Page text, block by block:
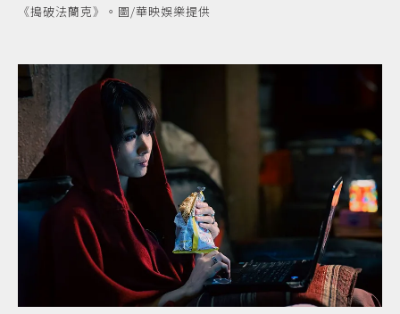
《搗破法蘭克》。圖/華映娛樂提供